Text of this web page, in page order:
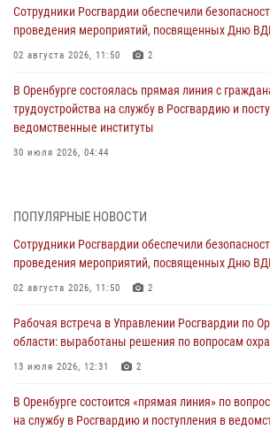
Сотрудники Росгвардии обеспечили
проведения мероприятий, посвященных Дню
02 августа 2026, 11:50 2
В Оренбурге состоялась прямая линия с
трудоустройства на службу в Росгвардию и
ведомственные институты
30 июля 2026, 04:44
28 июля 2026, 09:41 1
Росгвардейцы обеспечили правопорядок на
ВМФ в Оренбурге
27 июля 2026, 14:36 2
Росгвардейцы предотвратили трагедию: спасен
жизненной ситуации (ВИДЕО)
26 июля 2026, 14:45 1
Росгвардейцы Оренбургской области проверили
образовательных учреждений к новому
ПОПУЛЯРНЫЕ НОВОСТИ
Сотрудники Росгвардии обеспечили
проведения мероприятий, посвященных Дню
02 августа 2026, 11:50 2
Рабочая встреча в Управлении Росгвардии по
области: выработаны решения по вопросам
13 июля 2026, 12:31 2
В Оренбурге состоится «прямая линия» по
на службу в Росгвардию и поступления в